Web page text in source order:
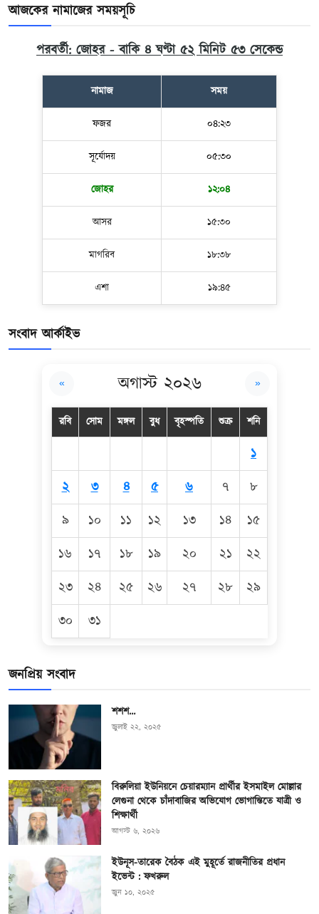
আজকের নামাজের সময়সূচি
পরবর্তী: জোহর - বাকি ৪ ঘণ্টা ৫২ মিনিট ৫২ সেকেন্ড
নামাজ সময়
ফজর ০৪:২৩
সূর্যোদয় ০৫:৩০
জোহর ১২:০৪
আসর ১৫:৩০
মাগরিব ১৮:৩৮
এশা ১৯:৪৫
সংবাদ আর্কাইভ
« অগাস্ট ২০২৬ »
রবি সোম মঙ্গল বুধ বৃহস্পতি শুক্র শনি
১
২
৩ ৪ ৫ ৬ ৭
৮
৯
১০ ১১ ১২ ১৩ ১৪
১৫
১৬
১৭ ১৮ ১৯ ২০ ২১
২২
২৩
২৪ ২৫ ২৬ ২৭ ২৮
২৯
৩০
৩১
জনপ্রিয় সংবাদ
শশশ…
জুলাই ২২, ২০২৫
বিরুলিয়া ইউনিয়নে চেয়ারম্যান প্রার্থীর ইসমাইল মোল্লার
লেগুনা থেকে চাঁদাবাজির অভিযোগ ভোগান্তিতে যাত্রী ও
শিক্ষার্থী
আগস্ট ৬, ২০২৬
ইউনূস-তারেক বৈঠক এই মুহূর্তে রাজনীতির প্রধান
ইভেন্ট : ফখরুল
জুন ১০, ২০২৫